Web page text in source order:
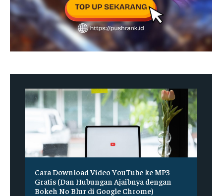
Cara Download Video YouTube ke MP3
Gratis (Dan Hubungan Ajaibnya dengan
Bokeh No Blur di Google Chrome)